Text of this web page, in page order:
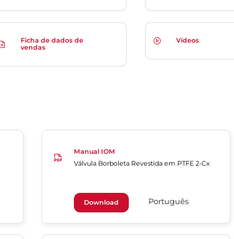
Ficha de dados de
vendas
Vídeos
Manual IOM
Válvula Borboleta Revestida em PTFE 2-Cx
Download Português